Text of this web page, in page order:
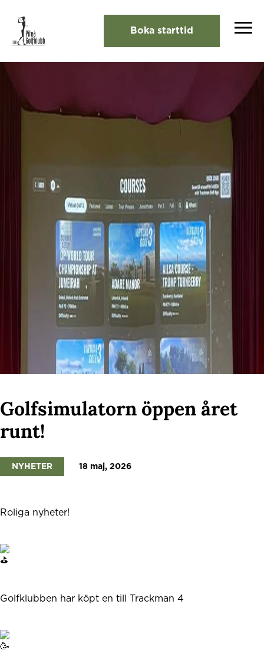
Boka starttid
Golfsimulatorn öppen året
runt!
NYHETER 18 maj, 2026
Roliga nyheter!
Golfklubben har köpt en till Trackman 4